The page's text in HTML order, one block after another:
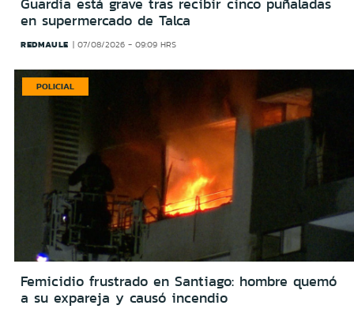
Guardia está grave tras recibir cinco puñaladas
en supermercado de Talca
REDMAULE 07/08/2026 - 09:09 HRS
POLICIAL
Femicidio frustrado en Santiago: hombre quemó
a su expareja y causó incendio